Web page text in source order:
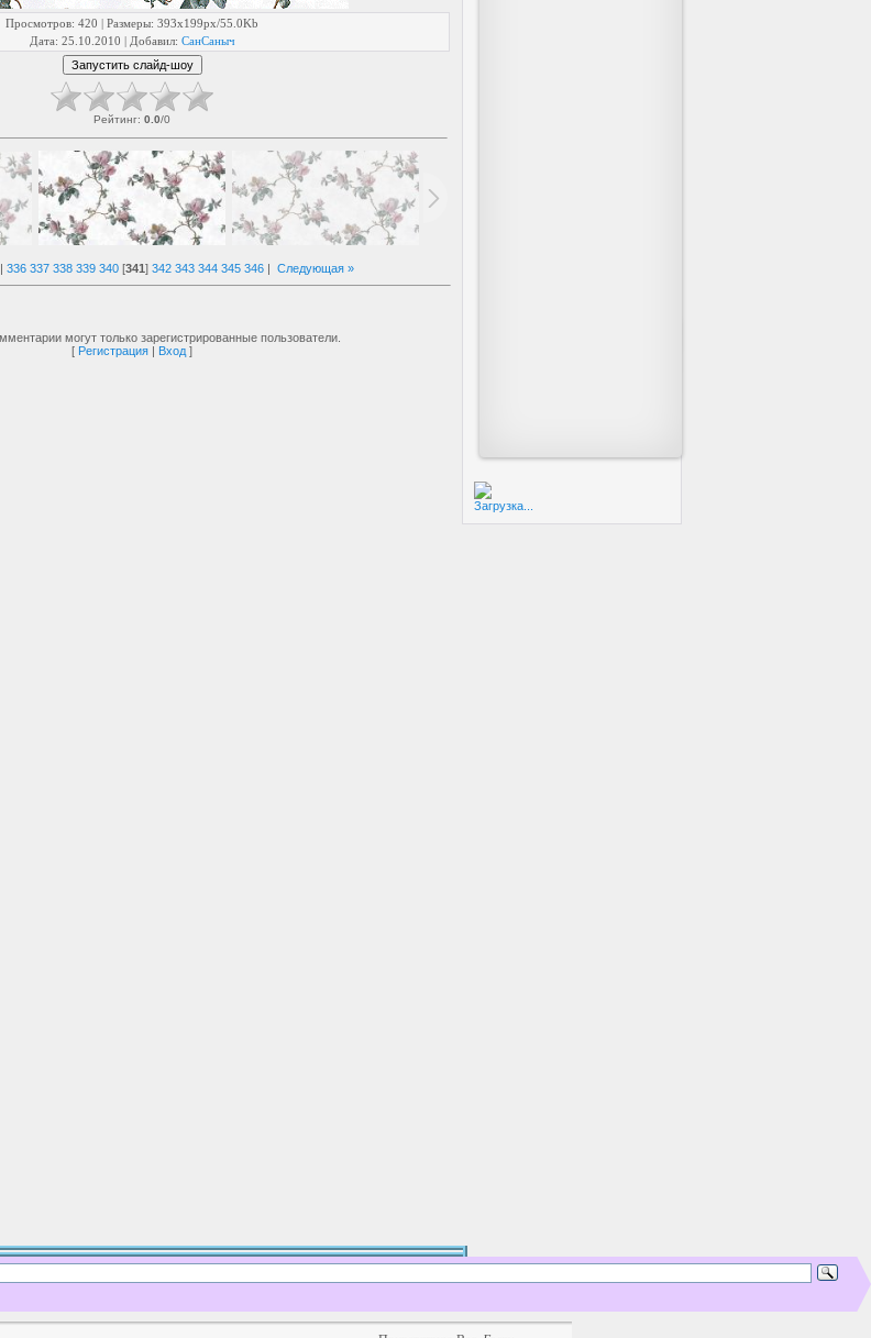
Загрузка...
Просмотров: 420 | Размеры: 393x199px/55.0Kb
Дата: 25.10.2010 | Добавил: СанСаныч
Рейтинг: 0.0/0
| 336 337 338 339 340 [341] 342 343 344 345 346 | Следующая »
могут только зарегистрированные пользователи.
[ Регистрация | Вход ]